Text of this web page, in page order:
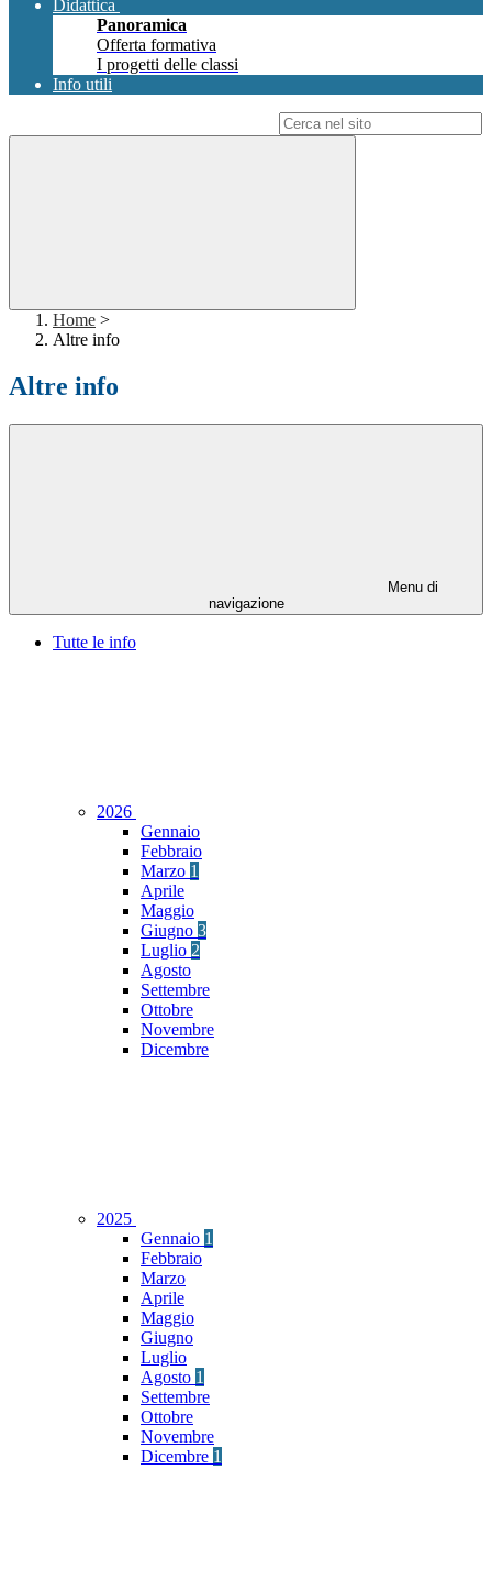
Didattica
Panoramica
Offerta formativa
I progetti delle classi
Info utili
Home >
Altre info
Altre info
Menu di
navigazione
Tutte le info
2026
Gennaio
Febbraio
Marzo 1
Aprile
Maggio
Giugno 3
Luglio 2
Agosto
Settembre
Ottobre
Novembre
Dicembre
2025
Gennaio 1
Febbraio
Marzo
Aprile
Maggio
Giugno
Luglio
Agosto 1
Settembre
Ottobre
Novembre
Dicembre 1